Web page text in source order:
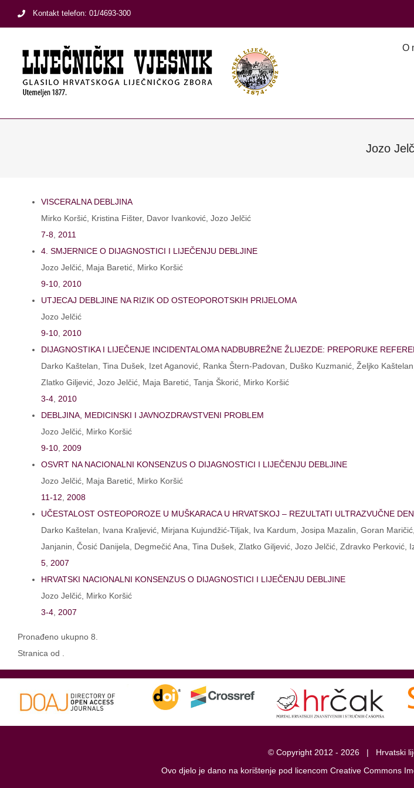
Kontakt telefon: 01/4693-300
O
Jozo
VISCERALNA DEBLJINA
Mirko Koršić, Kristina Fišter, Davor Ivanković, Jozo Jelčić
7-8, 2011
4. SMJERNICE O DIJAGNOSTICI I LIJEČENJU DEBLJINE
Jozo Jelčić, Maja Baretić, Mirko Koršić
9-10, 2010
UTJECAJ DEBLJINE NA RIZIK OD OSTEOPOROTSKIH PRIJELOMA
Jozo Jelčić
9-10, 2010
DIJAGNOSTIKA I LIJEČENJE INCIDENTALOMA NADBUBREŽNE ŽLIJEZDE: PREPORUKE
Darko Kaštelan, Tina Dušek, Izet Aganović, Ranka Štern-Padovan, Duško Kuzmanić, Željko
Zlatko Giljević, Jozo Jelčić, Maja Baretić, Tanja Škorić, Mirko Koršić
3-4, 2010
DEBLJINA, MEDICINSKI I JAVNOZDRAVSTVENI PROBLEM
Jozo Jelčić, Mirko Koršić
9-10, 2009
OSVRT NA NACIONALNI KONSENZUS O DIJAGNOSTICI I LIJEČENJU DEBLJINE
Jozo Jelčić, Maja Baretić, Mirko Koršić
11-12, 2008
UČESTALOST OSTEOPOROZE U MUŠKARACA U HRVATSKOJ – REZULTATI ULTRAZVUČNE
Darko Kaštelan, Ivana Kraljević, Mirjana Kujundžić-Tiljak, Iva Kardum, Josipa Mazalin, Goran
Janjanin, Čosić Danijela, Degmečić Ana, Tina Dušek, Zlatko Giljević, Jozo Jelčić, Zdravko Perković,
5, 2007
HRVATSKI NACIONALNI KONSENZUS O DIJAGNOSTICI I LIJEČENJU DEBLJINE
Jozo Jelčić, Mirko Koršić
3-4, 2007
Pronađeno ukupno 8.
Stranica od .
© Copyright 2012 - 2026 | Hrvatski
Ovo djelo je dano na korištenje pod licencom Creative Commons